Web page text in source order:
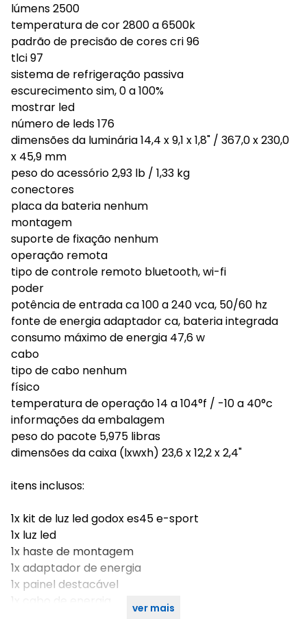
lúmens 2500
temperatura de cor 2800 a 6500k
padrão de precisão de cores cri 96
tlci 97
sistema de refrigeração passiva
escurecimento sim, 0 a 100%
mostrar led
número de leds 176
dimensões da luminária 14,4 x 9,1 x 1,8" / 367,0 x 230,0
x 45,9 mm
peso do acessório 2,93 lb / 1,33 kg
conectores
placa da bateria nenhum
montagem
suporte de fixação nenhum
operação remota
tipo de controle remoto bluetooth, wi-fi
poder
potência de entrada ca 100 a 240 vca, 50/60 hz
fonte de energia adaptador ca, bateria integrada
consumo máximo de energia 47,6 w
cabo
tipo de cabo nenhum
físico
temperatura de operação 14 a 104°f / -10 a 40°c
informações da embalagem
peso do pacote 5,975 libras
dimensões da caixa (lxwxh) 23,6 x 12,2 x 2,4"
itens inclusos:
1x kit de luz led godox es45 e-sport
1x luz led
1x haste de montagem
1x adaptador de energia
1x painel destacável
1x cabo de energia
ver mais